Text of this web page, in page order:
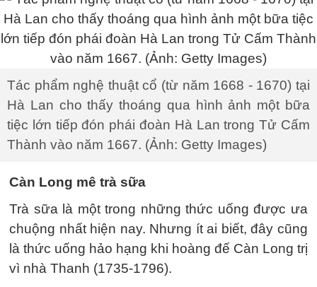
Tác phẩm nghệ thuật cổ (từ năm 1668 - 1670) tại
Hà Lan cho thấy thoáng qua hình ảnh một bữa
tiệc lớn tiếp đón phái đoàn Hà Lan trong Tử Cấm
Thành vào năm 1667. (Ảnh: Getty Images)
Càn Long mê trà sữa
Trà sữa là một trong những thức uống được ưa
chuộng nhất hiện nay. Nhưng ít ai biết, đây cũng
là thức uống hảo hạng khi hoàng đế Càn Long trị
vì nhà Thanh (1735-1796).